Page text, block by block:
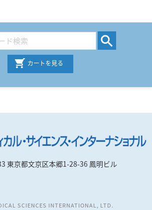
カートを見る
東京都文京区本郷1-28-36 鳳明ビル
SCIENCES INTERNATIONAL, LTD.